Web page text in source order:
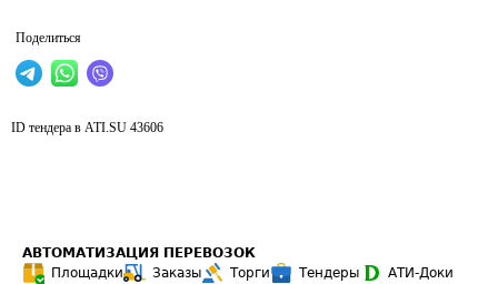
Поделиться
ID тендера в ATI.SU 43606
АВТОМАТИЗАЦИЯ ПЕРЕВОЗОК
Площадки
Заказы Торги Тендеры
АТИ-Доки